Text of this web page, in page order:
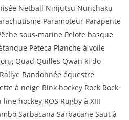
Netball Ninjutsu Nunchaku
Paramoteur Parapente
sous-marine Pelote basque
Peteca Planche à voile
Quad Quilles Qwan ki do
Randonnée équestre
à neige Rink hockey Rock Rock
hockey ROS Rugby à XIII
Sarbacana Sarbacane Saut à